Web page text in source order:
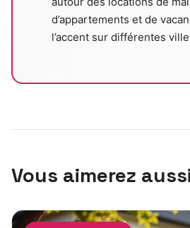
d’appartements et de
l’accent sur différentes
Vous aimerez